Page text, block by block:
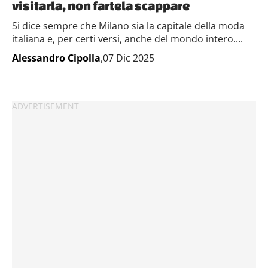
visitarla, non fartela scappare
Si dice sempre che Milano sia la capitale della moda
italiana e, per certi versi, anche del mondo intero....
Alessandro Cipolla,07 Dic 2025